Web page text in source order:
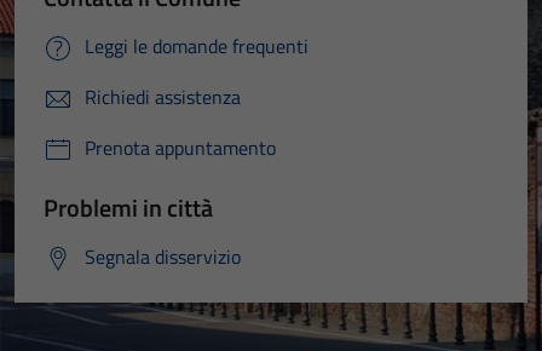
Leggi le domande frequenti
Richiedi assistenza
Prenota appuntamento
Problemi in città
Segnala disservizio